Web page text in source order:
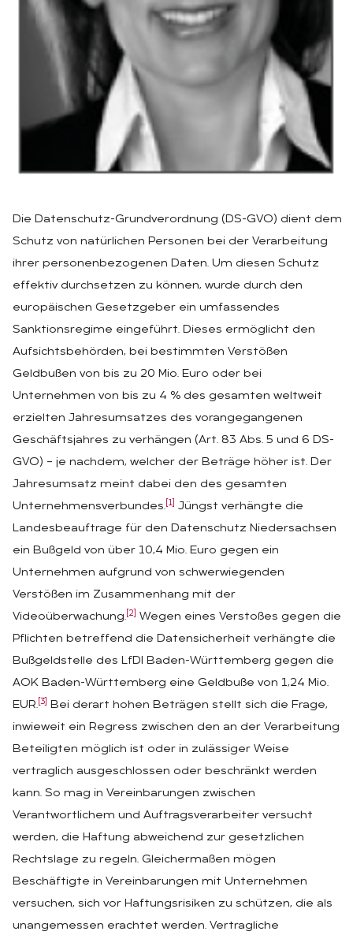
Die Datenschutz-Grundverordnung (DS-GVO) dient dem
Schutz von natürlichen Personen bei der Verarbeitung
ihrer personenbezogenen Daten. Um diesen Schutz
effektiv durchsetzen zu können, wurde durch den
europäischen Gesetzgeber ein umfassendes
Sanktionsregime eingeführt. Dieses ermöglicht den
Aufsichtsbehörden, bei bestimmten Verstößen
Geldbußen von bis zu 20 Mio. Euro oder bei
Unternehmen von bis zu 4 % des gesamten weltweit
erzielten Jahresumsatzes des vorangegangenen
Geschäftsjahres zu verhängen (Art. 83 Abs. 5 und 6 DS-
GVO) – je nachdem, welcher der Beträge höher ist. Der
Jahresumsatz meint dabei den des gesamten
Unternehmensverbundes. [1]
Jüngst verhängte die
Landesbeauftrage für den Datenschutz Niedersachsen
ein Bußgeld von über 10,4 Mio. Euro gegen ein
Unternehmen aufgrund von schwerwiegenden
Verstößen im Zusammenhang mit der
Videoüberwachung. [2]
Wegen eines Verstoßes gegen die
Pflichten betreffend die Datensicherheit verhängte die
Bußgeldstelle des LfDI Baden-Württemberg gegen die
AOK Baden-Württemberg eine Geldbuße von 1,24 Mio.
EUR. [3]
Bei derart hohen Beträgen stellt sich die Frage,
inwieweit ein Regress zwischen den an der Verarbeitung
Beteiligten möglich ist oder in zulässiger Weise
vertraglich ausgeschlossen oder beschränkt werden
kann. So mag in Vereinbarungen zwischen
Verantwortlichem und Auftragsverarbeiter versucht
werden, die Haftung abweichend zur gesetzlichen
Rechtslage zu regeln. Gleichermaßen mögen
Beschäftigte in Vereinbarungen mit Unternehmen
versuchen, sich vor Haftungsrisiken zu schützen, die als
unangemessen erachtet werden. Vertragliche